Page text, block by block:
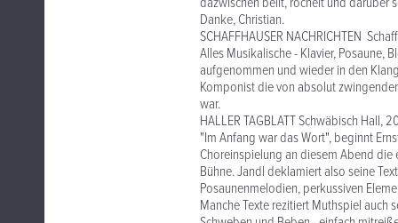
Danke, Christian.
SCHAFFHAUSER NACHRICHTEN
Alles Musikalische - Klavier, Posaune,
aufgenommen und wieder in den
Komponist die von absolut
war.
HALLER TAGBLATT Schwäbisch Hall,
"Im Anfang war das Wort", beginnt
Choreinspielung an diesem Abend
Bühne. Jandl deklamiert also seine
Posaunenmelodien, perkussiven
Manche Texte rezitiert Muthspiel auch